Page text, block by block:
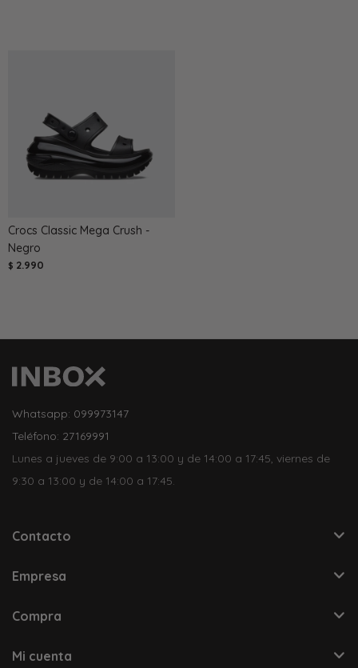
Crocs Classic Mega Crush -
Negro
$ 2.990
Whatsapp: 099973147
Teléfono: 27169991
Lunes a jueves de 9:00 a 13:00 y de 14:00 a 17:45, viernes de
9:30 a 13:00 y de 14:00 a 17:45.
Contacto
Empresa
Compra
Mi cuenta